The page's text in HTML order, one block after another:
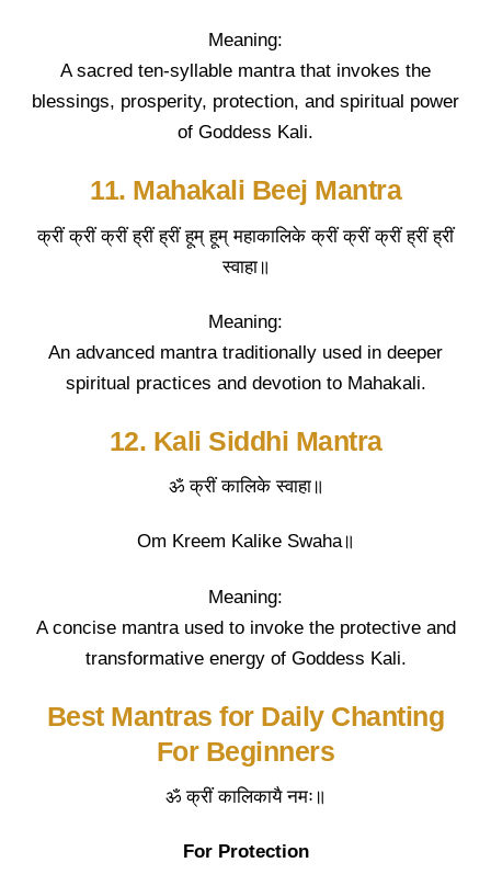
Meaning:
A sacred ten-syllable mantra that invokes the
blessings, prosperity, protection, and spiritual power
of Goddess Kali.
11. Mahakali Beej Mantra
क्रीं क्रीं क्रीं ह्रीं ह्रीं हूम् हूम् महाकालिके क्रीं क्रीं क्रीं ह्रीं ह्रीं
स्वाहा॥
Meaning:
An advanced mantra traditionally used in deeper
spiritual practices and devotion to Mahakali.
12. Kali Siddhi Mantra
ॐ क्रीं कालिके स्वाहा॥
Om Kreem Kalike Swaha॥
Meaning:
A concise mantra used to invoke the protective and
transformative energy of Goddess Kali.
Best Mantras for Daily Chanting
For Beginners
ॐ क्रीं कालिकायै नमः॥
For Protection